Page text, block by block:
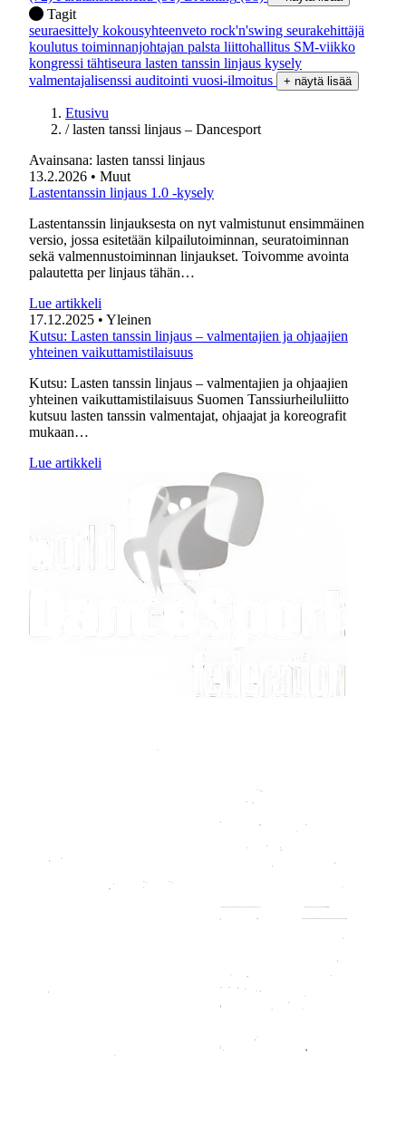
Tagit
seuraesittely kokousyhteenveto rock'n'swing seurakehittäjä
koulutus toiminnanjohtajan palsta liittohallitus SM-viikko
kongressi tähtiseura lasten tanssin linjaus kysely
valmentajalisenssi auditointi vuosi-ilmoitus + näytä lisää
Etusivu
/ lasten tanssi linjaus – Dancesport
Avainsana: lasten tanssi linjaus
13.2.2026 • Muut
Lastentanssin linjaus 1.0 -kysely
Lastentanssin linjauksesta on nyt valmistunut ensimmäinen
versio, jossa esitetään kilpailutoiminnan, seuratoiminnan
sekä valmennustoiminnan linjaukset. Toivomme avointa
palautetta per linjaus tähän…
Lue artikkeli
17.12.2025 • Yleinen
Kutsu: Lasten tanssin linjaus – valmentajien ja ohjaajien
yhteinen vaikuttamistilaisuus
Kutsu: Lasten tanssin linjaus – valmentajien ja ohjaajien
yhteinen vaikuttamistilaisuus Suomen Tanssiurheiluliitto
kutsuu lasten tanssin valmentajat, ohjaajat ja koreografit
mukaan…
Lue artikkeli